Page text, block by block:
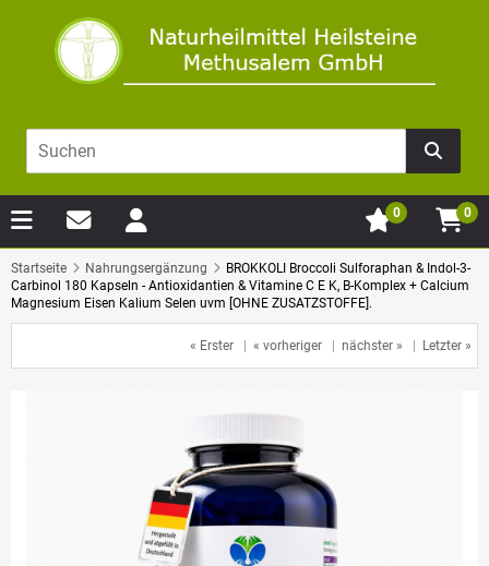
0
0
Startseite Nahrungsergänzung
BROKKOLI Broccoli Sulforaphan & Indol-3-
Carbinol 180 Kapseln - Antioxidantien & Vitamine C E K, B-Komplex + Calcium
Magnesium Eisen Kalium Selen uvm [OHNE ZUSATZSTOFFE].
« Erster | « vorheriger | nächster » | Letzter »